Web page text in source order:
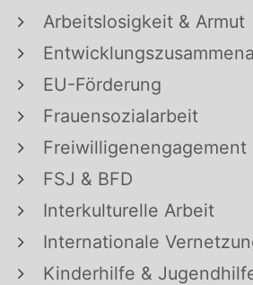
Arbeitslosigkeit & Armut
EU-Förderung
Frauensozialarbeit
Freiwilligenengagement
FSJ & BFD
Interkulturelle Arbeit
Internationale
Kinderhilfe &